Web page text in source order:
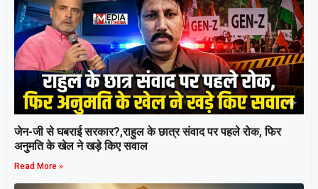
जेन-जी से घबराई सरकार?,राहुल के छात्र संवाद पर पहले रोक, फिर
अनुमति के खेल ने खड़े किए सवाल
Read More »